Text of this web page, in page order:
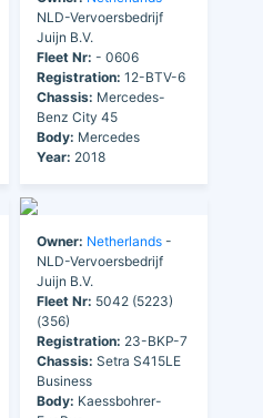
NLD-Vervoersbedrijf
Juijn B.V.
Fleet Nr: - 0606
Registration: 12-BTV-6
Chassis: Mercedes-
Benz City 45
Body: Mercedes
Year: 2018
Owner: Netherlands -
NLD-Vervoersbedrijf
Juijn B.V.
Fleet Nr: 5042 (5223)
(356)
Registration: 23-BKP-7
Chassis: Setra S415LE
Business
Body: Kaessbohrer-